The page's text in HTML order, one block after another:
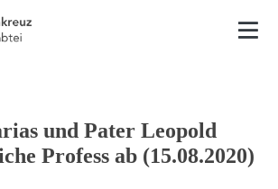
und Pater Leopold
Profess ab (15.08.2020)